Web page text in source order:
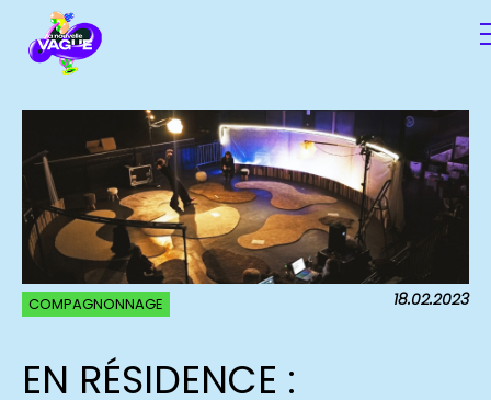
COMPAGNONNAGE 18.02.2023
EN RÉSIDENCE :